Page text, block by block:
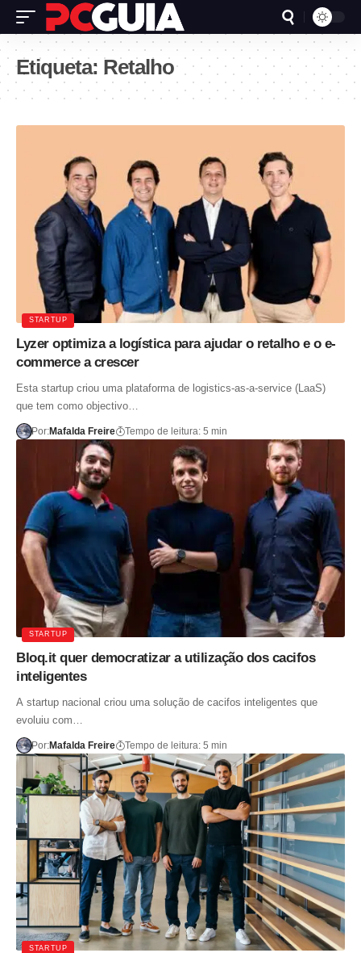
Etiqueta: Retalho
STARTUP
Lyzer optimiza a logística para ajudar o retalho e o e-
commerce a crescer
Esta startup criou uma plataforma de logistics-as-a-service (LaaS)
que tem como objectivo…
Por:Mafalda Freire Tempo de leitura: 5 min
STARTUP
Bloq.it quer democratizar a utilização dos cacifos
inteligentes
A startup nacional criou uma solução de cacifos inteligentes que
evoluiu com…
Por:Mafalda Freire Tempo de leitura: 5 min
STARTUP